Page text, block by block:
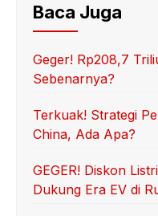
Baca Juga
Geger! Rp208,7
Sebenarnya?
Terkuak! Strategi
China, Ada Apa?
GEGER! Diskon
Dukung Era EV di